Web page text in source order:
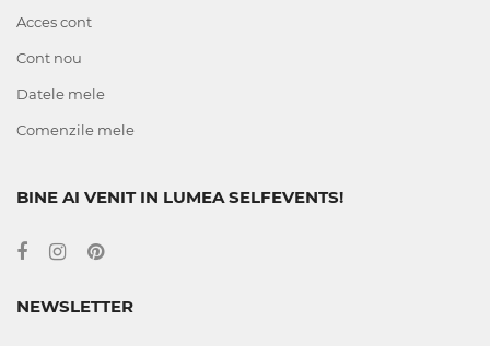
Acces cont
Cont nou
Datele mele
Comenzile mele
BINE AI VENIT IN LUMEA SELFEVENTS!
NEWSLETTER